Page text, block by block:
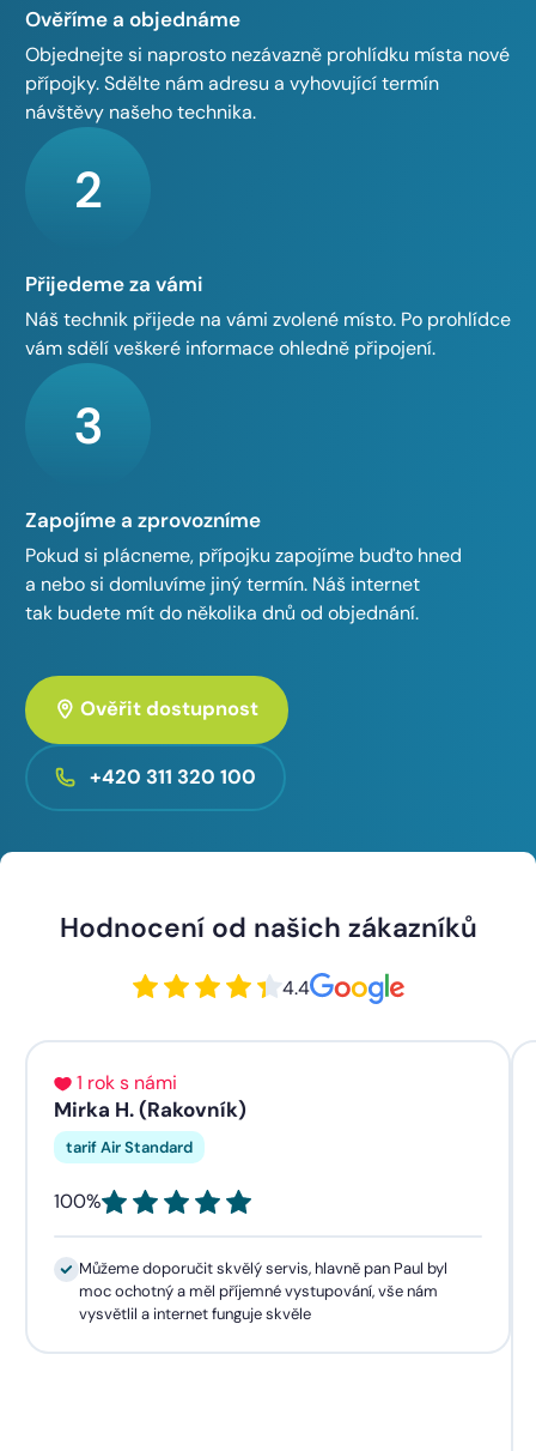
Ověříme a objednáme
Objednejte si naprosto nezávazně prohlídku místa nové
přípojky. Sdělte nám adresu a vyhovující termín
návštěvy našeho technika.
2
Přijedeme za vámi
Náš technik přijede na vámi zvolené místo. Po prohlídce
vám sdělí veškeré informace ohledně připojení.
3
Zapojíme a zprovozníme
Pokud si plácneme, přípojku zapojíme buďto hned
a nebo si domluvíme jiný termín. Náš internet
tak budete mít do několika dnů od objednání.
Ověřit dostupnost
+420 311 320 100
Hodnocení od našich zákazníků
4.4
1 rok s námi
Mirka H. (Rakovník)
tarif Air Standard
100%
Můžeme doporučit skvělý servis, hlavně pan Paul byl
moc ochotný a měl příjemné vystupování, vše nám
vysvětlil a internet funguje skvěle